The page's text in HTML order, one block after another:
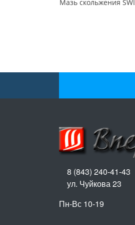
8 (843) 240-41-43
ул. Чуйкова 23
Пн-Вс 10-19